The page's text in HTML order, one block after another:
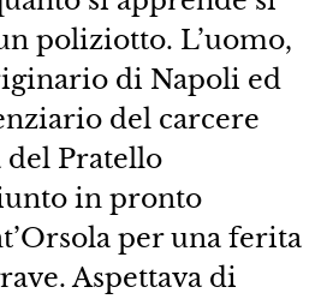
poliziotto. L’uomo,
di Napoli ed
del carcere
Pratello
in pronto
per una ferita
Aspettava di